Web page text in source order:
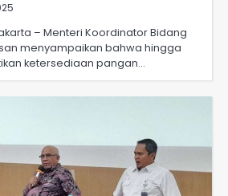
– Menteri Koordinator Bidang
menyampaikan bahwa hingga
ketersediaan pangan…